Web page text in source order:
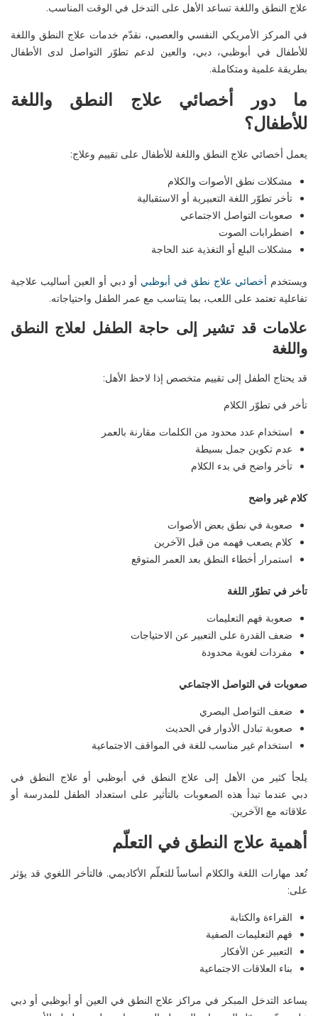
علاج النطق واللغة تساعد الأهل على التدخل في الوقت المناسب.
في المركز الأمريكي النفسي والعصبي، نقدّم خدمات علاج النطق واللغة
للأطفال في أبوظبي، دبي، والعين لدعم تطوّر التواصل لدى الأطفال
بطريقة علمية ومتكاملة.
ما دور أخصائي علاج النطق واللغة
للأطفال؟
يعمل أخصائي علاج النطق واللغة للأطفال على تقييم وعلاج:
مشكلات نطق الأصوات والكلام
تأخر تطوّر اللغة التعبيرية أو الاستقبالية
صعوبات التواصل الاجتماعي
اضطرابات الصوت
مشكلات البلع أو التغذية عند الحاجة
ويستخدم أخصائي علاج نطق في أبوظبي أو دبي أو العين أساليب علاجية
تفاعلية تعتمد على اللعب، بما يتناسب مع عمر الطفل واحتياجاته.
علامات قد تشير إلى حاجة الطفل لعلاج النطق
واللغة
قد يحتاج الطفل إلى تقييم متخصص إذا لاحظ الأهل:
تأخر في تطوّر الكلام
استخدام عدد محدود من الكلمات مقارنة بالعمر
عدم تكوين جمل بسيطة
تأخر واضح في بدء الكلام
كلام غير واضح
صعوبة في نطق بعض الأصوات
كلام يصعب فهمه من قبل الآخرين
استمرار أخطاء النطق بعد العمر المتوقع
تأخر في تطوّر اللغة
صعوبة فهم التعليمات
ضعف القدرة على التعبير عن الاحتياجات
مفردات لغوية محدودة
صعوبات في التواصل الاجتماعي
ضعف التواصل البصري
صعوبة تبادل الأدوار في الحديث
استخدام غير مناسب للغة في المواقف الاجتماعية
يلجأ كثير من الأهل إلى علاج النطق في أبوظبي أو علاج النطق في
دبي عندما تبدأ هذه الصعوبات بالتأثير على استعداد الطفل للمدرسة أو
علاقاته مع الآخرين.
أهمية علاج النطق في التعلّم
تُعد مهارات اللغة والكلام أساساً للتعلّم الأكاديمي. فالتأخر اللغوي قد يؤثر
على:
القراءة والكتابة
فهم التعليمات الصفية
التعبير عن الأفكار
بناء العلاقات الاجتماعية
يساعد التدخل المبكر في مراكز علاج النطق في العين أو أبوظبي أو دبي